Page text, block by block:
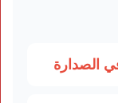
الصدارة